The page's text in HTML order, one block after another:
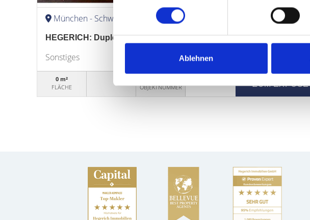
Ablehnen
München - Schwabing-West
HEGERICH: Duplex-Tiefgaragen-Stellplatz in Schwabing
Sonstiges
0 m²
FLÄCHE
OBJEKTNUMMER
ZUM EXPOSÉ